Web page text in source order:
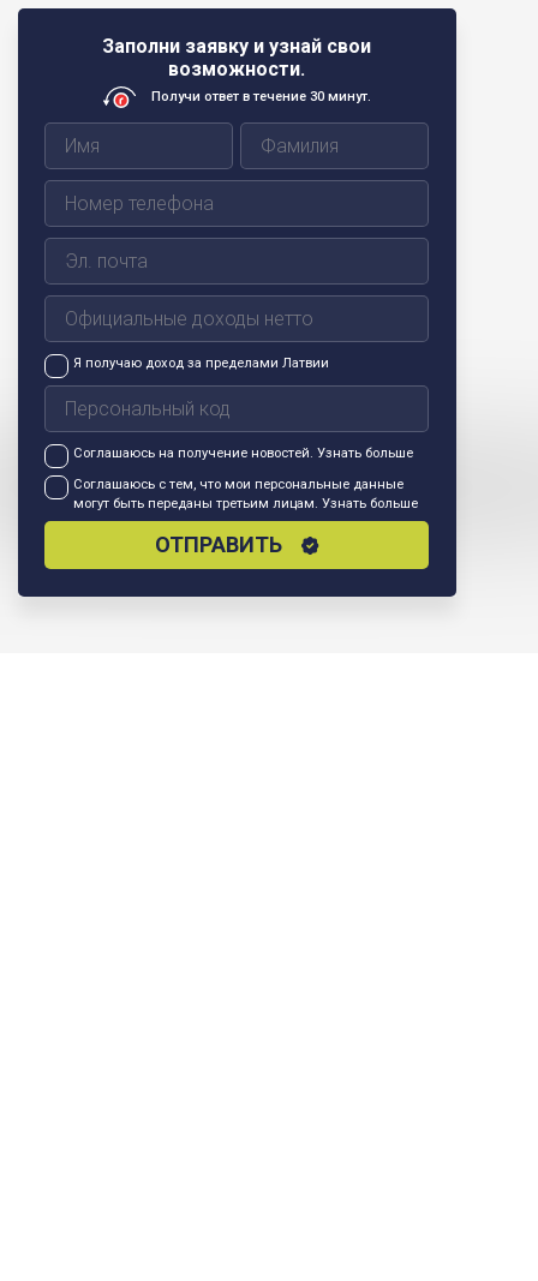
Заполни заявку и узнай свои
возможности.
Получи ответ в течение 30 минут.
Я получаю доход за пределами Латвии
Соглашаюсь на получение новостей.Узнать больше
Соглашаюсь с тем, что мои персональные данные
могут быть переданы третьим лицам.Узнать больше
ОТПРАВИТЬ